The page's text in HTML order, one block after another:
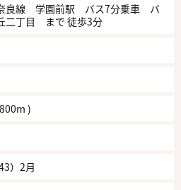
良線 学園前駅 バス7分乗車 バ
二丁目 まで 徒歩3分
)
）2月